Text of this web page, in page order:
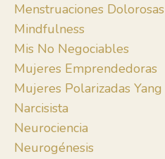
Menstruaciones Dolorosas
Mindfulness
Mis No Negociables
Mujeres Emprendedoras
Mujeres Polarizadas Yang
Narcisista
Neurociencia
Neurogénesis